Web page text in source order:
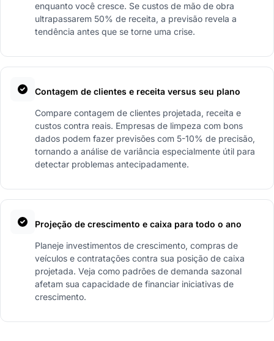
enquanto você cresce. Se custos de mão de obra
ultrapassarem 50% de receita, a previsão revela a
tendência antes que se torne uma crise.
Contagem de clientes e receita versus seu plano
Compare contagem de clientes projetada, receita e
custos contra reais. Empresas de limpeza com bons
dados podem fazer previsões com 5-10% de precisão,
tornando a análise de variância especialmente útil para
detectar problemas antecipadamente.
Projeção de crescimento e caixa para todo o ano
Planeje investimentos de crescimento, compras de
veículos e contratações contra sua posição de caixa
projetada. Veja como padrões de demanda sazonal
afetam sua capacidade de financiar iniciativas de
crescimento.